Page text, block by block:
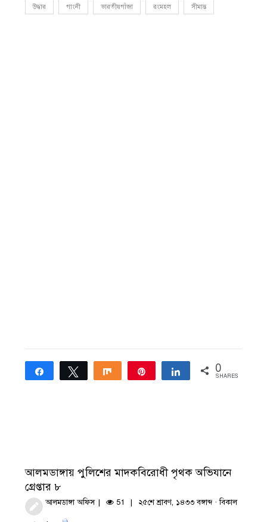
উদ্ধার গাংনী ভারতীয়গাঁজা রংমহল সীমান্ত
Share Tweet Share Share 0
SHARES
আলমডাঙ্গায় পুলিশের মাদকবিরোধী পৃথক অভিযানে
গ্রেপ্তার ৮
আলমডাঙ্গা অফিস 51 ২৫শে শ্রাবণ, ১৪৩৩ বঙ্গাব্দ · বিকাল